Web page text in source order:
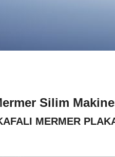
Silim
MERMER